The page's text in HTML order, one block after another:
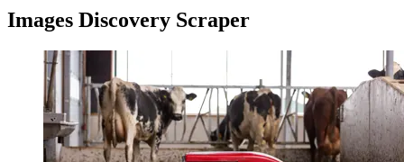
Images Discovery Scraper